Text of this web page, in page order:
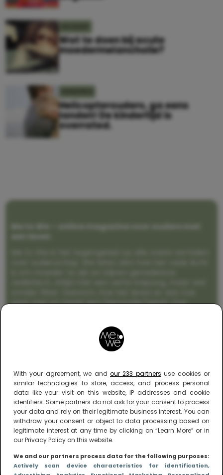
With your agreement, we and our 233 partners use cookies or
similar technologies to store, access, and process personal
data like your visit on this website, IP addresses and cookie
identifiers. Some partners do not ask for your consent to process
your data and rely on their legitimate business interest. You can
withdraw your consent or object to data processing based on
legitimate interest at any time by clicking on “Learn More” or in
our Privacy Policy on this website.
We and our partners process data for the following purposes:
Actively scan device characteristics for identification,
Wat te doen bij acute
moedermelancholie?
Helicopterouders, ga eens
landen! De kindertijd is
overrated.
Me to We – online magazine voor ouders met
gaat met en naast een (eenouder)gezin. Dus